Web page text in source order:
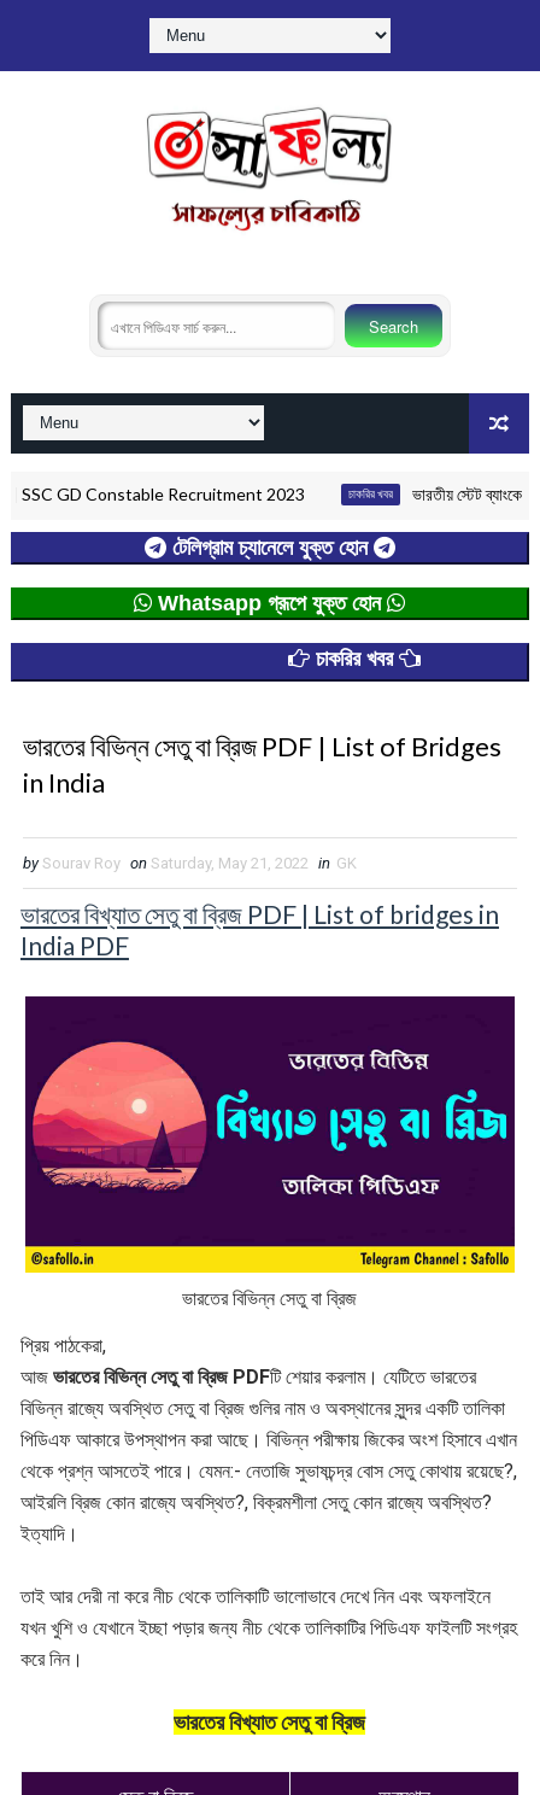
GD Constable Recruitment 2023 চাকরির খবর ভারতীয় স্টেট ব্যাংকে ৮
টেলিগ্রাম চ্যানেলে যুক্ত হোন
Whatsapp গ্রূপে যুক্ত হোন
চাকরির খবর
ভারতের বিভিন্ন সেতু বা ব্রিজ PDF | List of Bridges
in India
by Sourav Roy on Saturday, May 21, 2022 in GK
ভারতের বিখ্যাত সেতু বা ব্রিজ PDF | List of bridges in
India PDF
ভারতের বিভিন্ন সেতু বা ব্রিজ
প্রিয় পাঠকেরা,
আজ ভারতের বিভিন্ন সেতু বা ব্রিজ PDFটি শেয়ার করলাম। যেটিতে ভারতের
বিভিন্ন রাজ্যে অবস্থিত সেতু বা ব্রিজ গুলির নাম ও অবস্থানের সুন্দর একটি তালিকা
পিডিএফ আকারে উপস্থাপন করা আছে। বিভিন্ন পরীক্ষায় জিকের অংশ হিসাবে এখান
থেকে প্রশ্ন আসতেই পারে। যেমন:- নেতাজি সুভাষচন্দ্র বোস সেতু কোথায় রয়েছে?,
আইরলি ব্রিজ কোন রাজ্যে অবস্থিত?, বিক্রমশীলা সেতু কোন রাজ্যে অবস্থিত?
ইত্যাদি।
তাই আর দেরী না করে নীচ থেকে তালিকাটি ভালোভাবে দেখে নিন এবং অফলাইনে
যখন খুশি ও যেখানে ইচ্ছা পড়ার জন্য নীচ থেকে তালিকাটির পিডিএফ ফাইলটি সংগ্রহ
করে নিন।
ভারতের বিখ্যাত সেতু বা ব্রিজ